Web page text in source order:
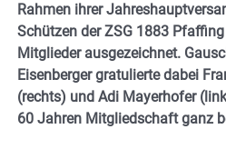
Rahmen ihrer
Schützen der ZSG 1883
Mitglieder ausgezeichnet.
Eisenberger gratulierte dabei
(rechts) und Adi Mayerhofer
60 Jahren Mitgliedschaft ganz